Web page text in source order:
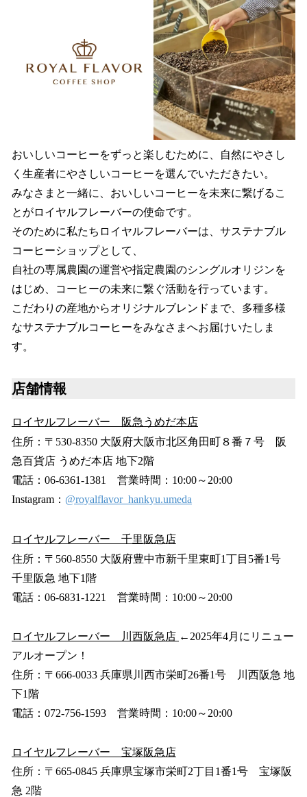
おいしいコーヒーをずっと楽しむために、自然にやさし
く生産者にやさしいコーヒーを選んでいただきたい。
みなさまと一緒に、おいしいコーヒーを未来に繋げるこ
とがロイヤルフレーバーの使命です。
そのために私たちロイヤルフレーバーは、サステナブル
コーヒーショップとして、
自社の専属農園の運営や指定農園のシングルオリジンを
はじめ、コーヒーの未来に繋ぐ活動を行っています。
こだわりの産地からオリジナルブレンドまで、多種多様
なサステナブルコーヒーをみなさまへお届けいたしま
す。
店舗情報
ロイヤルフレーバー 阪急うめだ本店
住所：〒530-8350 大阪府大阪市北区角田町８番７号 阪
急百貨店 うめだ本店 地下2階
電話：06-6361-1381 営業時間：10:00～20:00
Instagram： @royalflavor_hankyu.umeda
ロイヤルフレーバー 千里阪急店
住所：〒560-8550 大阪府豊中市新千里東町1丁目5番1号
千里阪急 地下1階
電話：06-6831-1221 営業時間：10:00～20:00
ロイヤルフレーバー 川西阪急店 ←2025年4月にリニュー
アルオープン！
住所：〒666-0033 兵庫県川西市栄町26番1号 川西阪急 地
下1階
電話：072-756-1593 営業時間：10:00～20:00
ロイヤルフレーバー 宝塚阪急店
住所：〒665-0845 兵庫県宝塚市栄町2丁目1番1号 宝塚阪
急 2階